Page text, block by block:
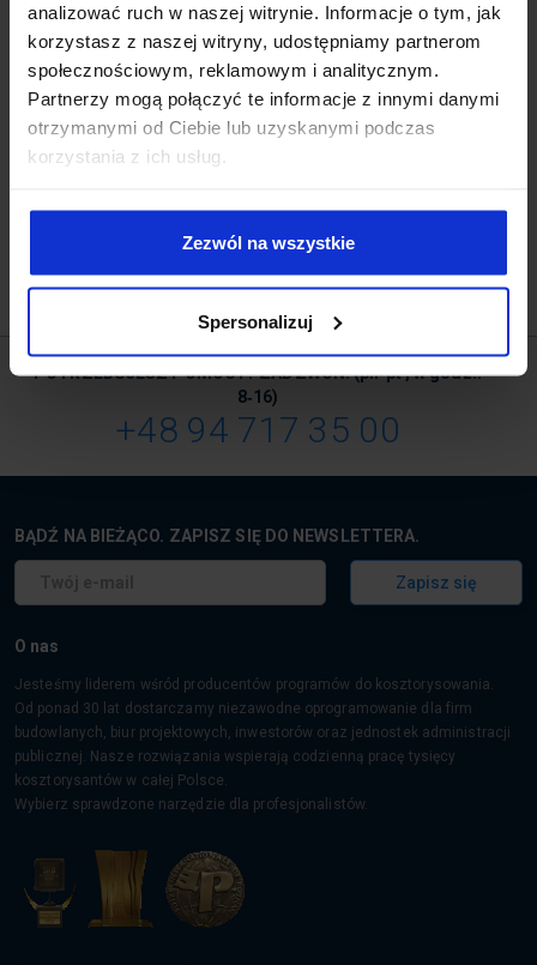
analizować ruch w naszej witrynie. Informacje o tym, jak
korzystasz z naszej witryny, udostępniamy partnerom
społecznościowym, reklamowym i analitycznym.
Partnerzy mogą połączyć te informacje z innymi danymi
otrzymanymi od Ciebie lub uzyskanymi podczas
korzystania z ich usług.
Zezwól na wszystkie
Spersonalizuj
Uzyskanie certyfikatu producenta Rodos potwierdzającego
udział w szkoleniu.
POTRZEBUJESZ POMOCY? ZADZWOŃ!(pn‑pt , w godz.:
8‑16)
+48 94 717 35 00
BĄDŹ NA BIEŻĄCO. ZAPISZ SIĘ DO NEWSLETTERA.
Zapisz się
O nas
Jesteśmy liderem wśród producentów programów do kosztorysowania.
Od ponad 30 lat dostarczamy niezawodne oprogramowanie dla firm
budowlanych, biur projektowych, inwestorów oraz jednostek administracji
publicznej. Nasze rozwiązania wspierają codzienną pracę tysięcy
kosztorysantów w całej Polsce.
Wybierz sprawdzone narzędzie dla profesjonalistów.